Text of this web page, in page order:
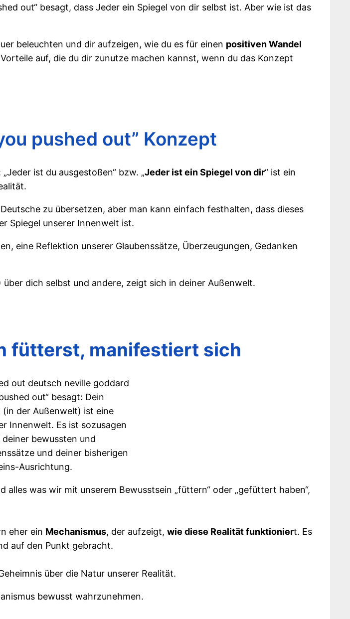
out“ besagt, dass Jeder ein Spiegel von dir selbst ist. Aber wie ist das
beleuchten und dir aufzeigen, wie du es für einen positiven Wandel
auf, die du dir zunutze machen kannst, wenn du das Konzept
pushed out” Konzept
ist du ausgestoßen“ bzw. „Jeder ist ein Spiegel von dir“ ist ein
zu übersetzen, aber man kann einfach festhalten, dass dieses
Spiegel unserer Innenwelt ist.
eine Reflektion unserer Glaubenssätze, Überzeugungen, Gedanken
über dich selbst und andere, zeigt sich in deiner Außenwelt.
fütterst, manifestiert sich
out“ besagt: Dein
der Außenwelt) ist eine
Innenwelt. Es ist sozusagen
deiner bewussten und
und deiner bisherigen
Ausrichtung.
was wir mit unserem Bewusstsein „füttern“ oder „gefüttert haben“,
eher ein Mechanismus, der aufzeigt, wie diese Realität funktioniert. Es
auf den Punkt gebracht.
über die Natur unserer Realität.
bewusst wahrzunehmen.